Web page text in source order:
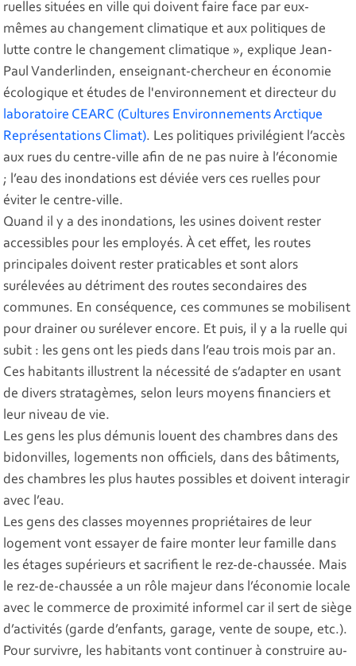
ruelles situées en ville qui doivent faire face par eux-
mêmes au changement climatique et aux politiques de
lutte contre le changement climatique », explique Jean-
Paul Vanderlinden, enseignant-chercheur en économie
écologique et études de l'environnement et directeur du
laboratoire CEARC (Cultures Environnements Arctique
Représentations Climat). Les politiques privilégient l’accès
aux rues du centre-ville afin de ne pas nuire à l’économie
; l’eau des inondations est déviée vers ces ruelles pour
éviter le centre-ville.
Quand il y a des inondations, les usines doivent rester
accessibles pour les employés. À cet effet, les routes
principales doivent rester praticables et sont alors
surélevées au détriment des routes secondaires des
communes. En conséquence, ces communes se mobilisent
pour drainer ou surélever encore. Et puis, il y a la ruelle qui
subit : les gens ont les pieds dans l’eau trois mois par an.
Ces habitants illustrent la nécessité de s’adapter en usant
de divers stratagèmes, selon leurs moyens financiers et
leur niveau de vie.
Les gens les plus démunis louent des chambres dans des
bidonvilles, logements non officiels, dans des bâtiments,
des chambres les plus hautes possibles et doivent interagir
avec l’eau.
Les gens des classes moyennes propriétaires de leur
logement vont essayer de faire monter leur famille dans
les étages supérieurs et sacrifient le rez-de-chaussée. Mais
le rez-de-chaussée a un rôle majeur dans l’économie locale
avec le commerce de proximité informel car il sert de siège
d’activités (garde d’enfants, garage, vente de soupe, etc.).
Pour survivre, les habitants vont continuer à construire au-